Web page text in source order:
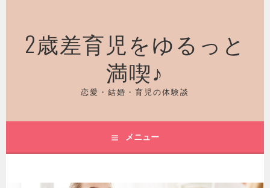
ッ
2歳差育児をゆるっと
満喫♪
恋愛・結婚・育児の体験談
メニュー